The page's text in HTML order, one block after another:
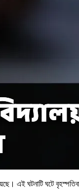
এই ঘটনাটি ঘটে